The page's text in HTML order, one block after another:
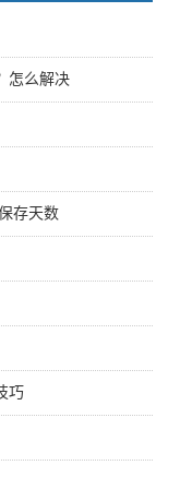
怎么解决
存天数
巧